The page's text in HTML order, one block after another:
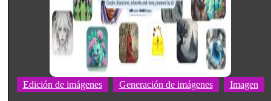
Edición de imágenes Generación de imágenes Imagen